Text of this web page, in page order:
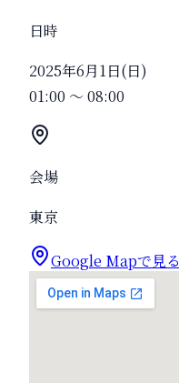
日時
2025年6月1日(日)
01:00 〜 08:00
会場
東京
Google Mapで見る